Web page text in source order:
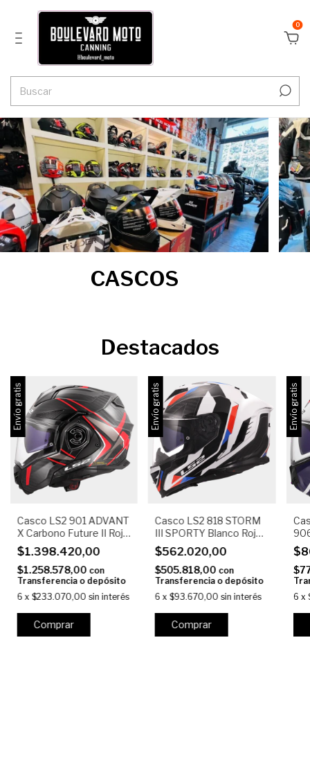
0
CASCOS
Destacados
Envío gratis
Casco LS2 901 ADVANT
X Carbono Future II Rojo
Brillo
$1.398.420,00
$1.258.578,00 con
Transferencia o depósito
6 x $233.070,00 sin interés
Comprar
Envío gratis
Casco LS2 818 STORM
III SPORTY Blanco Rojo
Brillo
$562.020,00
$505.818,00con
Transferencia o depósito
6 x$93.670,00 sin interés
Comprar
Envío gratis
6 x